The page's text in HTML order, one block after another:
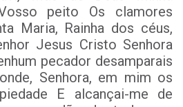
peito Os clamores
Maria, Rainha dos céus,
Jesus Cristo Senhora
pecador desamparais
Senhora, em mim os
E alcançai-me de